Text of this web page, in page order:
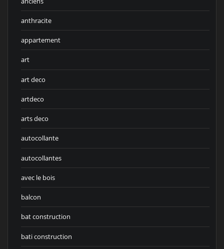
anthracite
appartement
art
art deco
artdeco
arts deco
autocollante
autocollantes
avec le bois
balcon
bat construction
bati construction